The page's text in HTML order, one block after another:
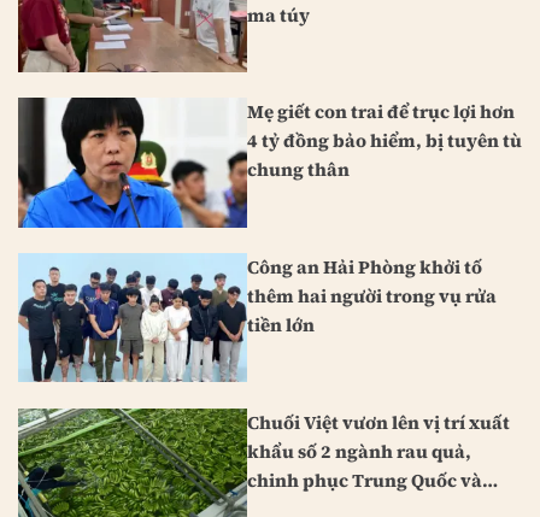
ma túy
Mẹ giết con trai để trục lợi hơn
4 tỷ đồng bảo hiểm, bị tuyên tù
chung thân
Công an Hải Phòng khởi tố
thêm hai người trong vụ rửa
tiền lớn
Chuối Việt vươn lên vị trí xuất
khẩu số 2 ngành rau quả,
chinh phục Trung Quốc và